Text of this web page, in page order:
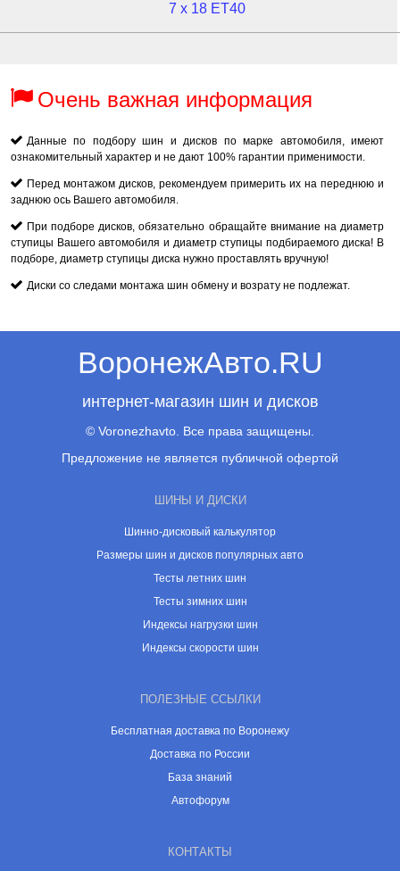
7 x 18 ET40
Очень важная информация
Данные по подбору шин и дисков по марке автомобиля, имеют
ознакомительный характер и не дают 100% гарантии применимости.
Перед монтажом дисков, рекомендуем примерить их на переднюю и
заднюю ось Вашего автомобиля.
При подборе дисков, обязательно обращайте внимание на диаметр
ступицы Вашего автомобиля и диаметр ступицы подбираемого диска! В
подборе, диаметр ступицы диска нужно проставлять вручную!
Диски со следами монтажа шин обмену и возрату не подлежат.
ВоронежАвто.RU
интернет-магазин шин и дисков
© Voronezhavto. Все права защищены.
Предложение не является публичной офертой
ШИНЫ И ДИСКИ
Шинно-дисковый калькулятор
Размеры шин и дисков популярных авто
Тесты летних шин
Тесты зимних шин
Индексы нагрузки шин
Индексы скорости шин
ПОЛЕЗНЫЕ ССЫЛКИ
Бесплатная доставка по Воронежу
Доставка по России
База знаний
Автофорум
КОНТАКТЫ